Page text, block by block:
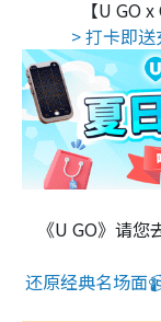
【U GO
> 打卡即
《U GO》请
还原经典名场面